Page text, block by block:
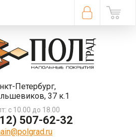
Петербург,
37 к.1
с 10.00 до 18.00
507-62-32